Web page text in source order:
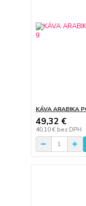
KÁVA ARABIKA
49,32 €
40,10 € bez DPH